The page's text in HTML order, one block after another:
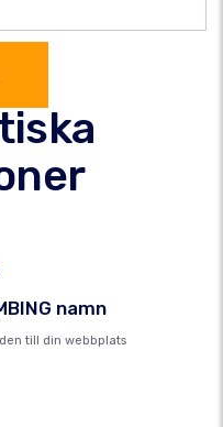
namn
till din webbplats